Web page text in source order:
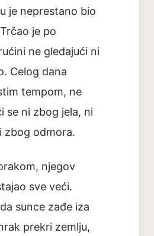
je neprestano bio
je po
ne gledajući ni
Celog dana
tempom, ne
se ni zbog jela, ni
zbog odmora.
njegov
sve veći.
sunce zađe iza
prekri zemlju,